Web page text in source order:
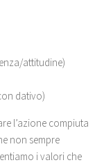
attitudine)
dativo)
l’azione compiuta
non sempre
i valori che